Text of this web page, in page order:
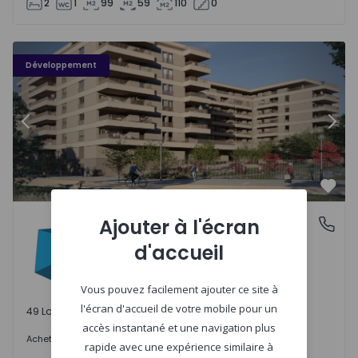
2 1 99 59 110 0
Développement
PLENO JARDIM - 3
Précédent
Águas Santas, PortoPLENO JARDIM
Águas Santas, Porto
49 Lots disponibles
Acheter 242.000 €
Ajouter à l'écran
d'accueil
Vous pouvez facilement ajouter ce site à
l'écran d'accueil de votre mobile pour un
accès instantané et une navigation plus
rapide avec une expérience similaire à